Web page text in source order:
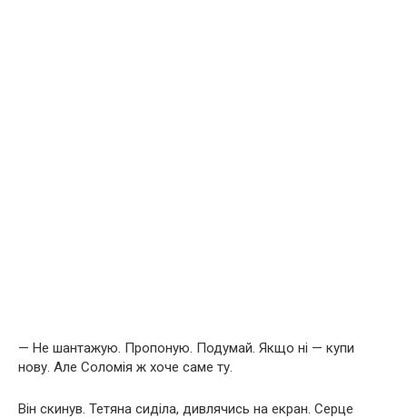
— Не шантажую. Пропоную. Подумай. Якщо ні — купи
нову. Але Соломія ж хоче саме ту.
Він скинув. Тетяна сиділа, дивлячись на екран. Серце